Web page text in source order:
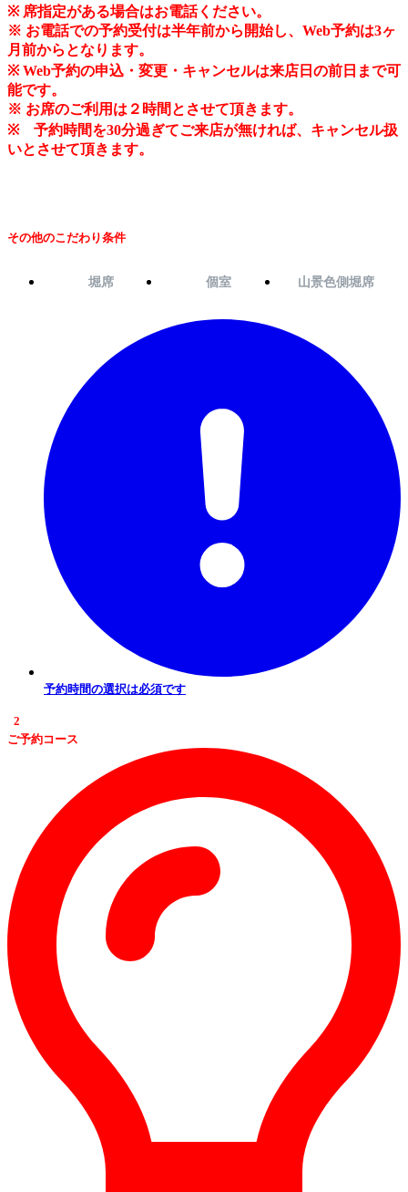
※ 席指定がある場合はお電話ください。
※ お電話での予約受付は半年前から開始し、Web予約は3ヶ
月前からとなります。
※ Web予約の申込・変更・キャンセルは来店日の前日まで可
能です。
※ お席のご利用は２時間とさせて頂きます。
※ 予約時間を30分過ぎてご来店が無ければ、キャンセル扱
いとさせて頂きます。
その他のこだわり条件
堀席 個室 山景色側堀席
予約時間の選択は必須です
2
ご予約コース